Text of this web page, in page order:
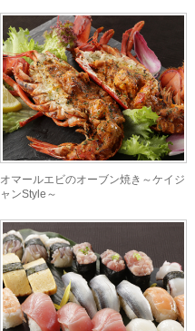
オマールエビのオーブン焼き～ケイジ
ャンStyle～